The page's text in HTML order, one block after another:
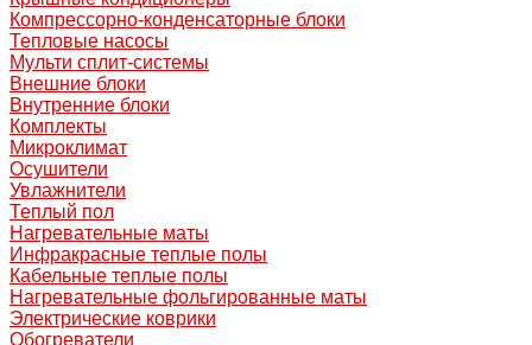
Компрессорно-конденсаторные блоки
Тепловые насосы
Мульти сплит-системы
Внешние блоки
Внутренние блоки
Комплекты
Микроклимат
Осушители
Увлажнители
Теплый пол
Нагревательные маты
Инфракрасные теплые полы
Кабельные теплые полы
Нагревательные фольгированные маты
Электрические коврики
Обогреватели